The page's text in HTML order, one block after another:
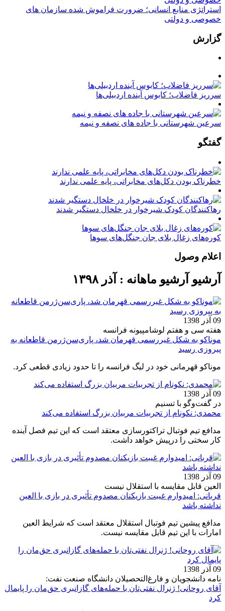
استراتژی منابع انسانی؛ ضرورت فراموش شده سازمان های
خصوصی و دولتی
گزارش
سرریز فاضلاب؛ کابوس آینده اردبیلی‌ها
سرعین شهرستانی با جاده های نصفه و نیمه
گفتگو
خطرناک بودن دکل‌های مخابراتی، پایه علمی ندارند
رهاکنندگان کودک شیرخوار در خلخال دستگیر شدند
کوره‌های زغال بلای جان جنگل‌های سوها
اعلام وصول
آرشیو آرشیو ماهانه : آذر ۱۳۹۸
09 آذر 1398
هفته سی و هفتم لوشامپیونه فرانسه
موناکو به شکل غیررسمی قهرمان شد، پاری‌سن‌ژرمن قاطعانه به
پیروزی رسید
موناکو قهرمانی خود در لیگ فرانسه را تا حدود زیادی قطعی کرد.
09 آذر 1398
در گفت‌وگو با تسنیم
محمدی: نکونام از تجربیات مربیان بزرگ استفاده می‌کند
مدافع تیم فوتبال تراکتورسازی معتقد است که این تیم فصل آینده
کار سختی را درپیش خواهد داشت.
09 آذر 1398
العین قابل مقایسه با استقلال نیست
قربانی: امیدوارم غیبت بازیکنان مصدوم تأثیری در بازی با العین
نداشته باشد
مدافع پیشین تیم فوتبال استقلال معتقد است که شرایط العین
امارات با این تیم قابل مقایسه نیست.
09 آذر 1398
نامه دانشجویان و فارغ‌التحصیلان دانشگاه صنعت نفت:
آقای روحانی! ژنرال نفتی‌تان با حمله‌های گازانبری حق‌مان را پایمال
کرد